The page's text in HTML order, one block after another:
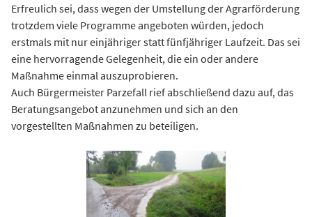
Erfreulich sei, dass wegen der Umstellung der Agrarförderung
trotzdem viele Programme angeboten würden, jedoch
erstmals mit nur einjähriger statt fünfjähriger Laufzeit. Das sei
eine hervorragende Gelegenheit, die ein oder andere
Maßnahme einmal auszuprobieren.
Auch Bürgermeister Parzefall rief abschließend dazu auf, das
Beratungsangebot anzunehmen und sich an den
vorgestellten Maßnahmen zu beteiligen.